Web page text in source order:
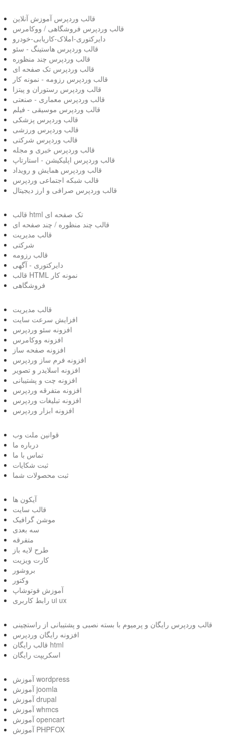
قالب وردپرس آموزش آنلاین
قالب وردپرس فروشگاهی / ووکامرس
دایرکتوری-املاک-کاریابی-خودرو
قالب وردپرس هاستینگ - سئو
قالب وردپرس چند منظوره
قالب وردپرس تک صفحه ای
قالب وردپرس رزومه - نمونه کار
قالب وردپرس رستوران و پیتزا
قالب وردپرس معماری - صنعتی
قالب وردپرس موسیقی - فیلم
قالب وردپرس پزشکی
قالب وردپرس ورزشی
قالب وردپرس شرکتی
قالب وردپرس خبری و مجله
قالب وردپرس اپلیکیشن - استارتاپ
قالب وردپرس همایش و رویداد
قالب شبکه اجتماعی وردپرس
قالب وردپرس صرافی و ارز دیجیتال
قالب html تک صفحه ای
قالب چند منظوره / چند صفحه ای
قالب مدیریت
شرکتی
قالب رزومه
دایرکتوری - آگهی
قالب HTML نمونه کار
فروشگاهی
قالب مدیریت
افزایش سرعت سایت
افزونه سئو وردپرس
افزونه ووکامرس
افزونه صفحه ساز
افزونه فرم ساز وردپرس
افزونه اسلایدر و تصویر
افزونه چت و پشتیبانی
افزونه متفرقه وردپرس
افزونه تبلیغات وردپرس
افزونه ابزار وردپرس
قوانین ملت وب
درباره ما
تماس با ما
ثبت شکایات
ثبت محصولات شما
آیکون ها
قالب سایت
موشن گرافیک
سه بعدی
متفرقه
طرح لایه باز
کارت ویزیت
بروشور
وکتور
آموزش فوتوشاپ
رابط کاربری ui ux
قالب وردپرس رایگان و پرمیوم با بسته نصبی و پشتیبانی از راستچینی
افزونه رایگان وردپرس
قالب رایگان html
اسکریپت رایگان
آموزش wordpress
آموزش joomla
آموزش drupal
آموزش whmcs
آموزش opencart
آموزش PHPFOX